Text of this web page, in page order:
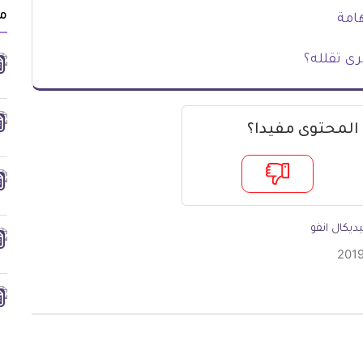
تقلله؟
مفيدا؟
انفو